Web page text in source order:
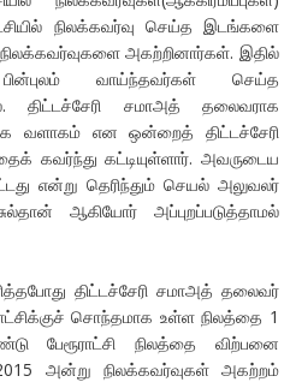
நிலக்கவர்வு செய்த இடங்களை
அகற்றினார்கள். இதில்
வாய்ந்தவர்கள் செய்த
திட்டச்சேரி சமாஅத் தலைவராக
வளாகம் என ஒன்றைத் திட்டச்சேரி
கவர்ந்து கட்டியுள்ளார். அவருடைய
என்று தெரிந்தும் செயல் அலுவலர்
ஆகியோர் அப்புறப்படுத்தாமல்
திட்டச்சேரி சமாஅத் தலைவர்
சொந்தமாக உள்ள நிலத்தை 1
பேரூராட்சி நிலத்தை விற்பனை
அன்று நிலக்கவர்வுகள் அகற்றம்